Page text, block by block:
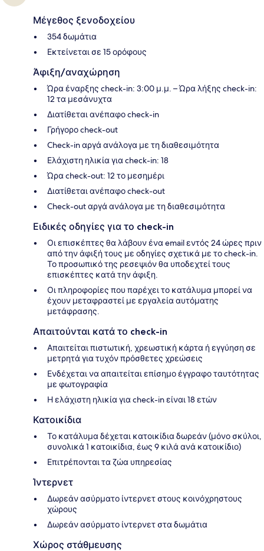
Μέγεθος ξενοδοχείου
354 δωμάτια
Εκτείνεται σε 15 ορόφους
Άφιξη/αναχώρηση
Ώρα έναρξης check-in: 3:00 μ.μ. – Ώρα λήξης check-in:
12 τα μεσάνυχτα
Διατίθεται ανέπαφο check-in
Γρήγορο check-out
Check-in αργά ανάλογα με τη διαθεσιμότητα
Ελάχιστη ηλικία για check-in: 18
Ώρα check-out: 12 το μεσημέρι
Διατίθεται ανέπαφο check-out
Check-out αργά ανάλογα με τη διαθεσιμότητα
Ειδικές οδηγίες για το check-in
Οι επισκέπτες θα λάβουν ένα email εντός 24 ώρες πριν
από την άφιξή τους με οδηγίες σχετικά με το check-in.
Το προσωπικό της ρεσεψιόν θα υποδεχτεί τους
επισκέπτες κατά την άφιξη.
Οι πληροφορίες που παρέχει το κατάλυμα μπορεί να
έχουν μεταφραστεί με εργαλεία αυτόματης
μετάφρασης.
Απαιτούνται κατά το check-in
Απαιτείται πιστωτική, χρεωστική κάρτα ή εγγύηση σε
μετρητά για τυχόν πρόσθετες χρεώσεις
Ενδέχεται να απαιτείται επίσημο έγγραφο ταυτότητας
με φωτογραφία
Η ελάχιστη ηλικία για check-in είναι 18 ετών
Κατοικίδια
Το κατάλυμα δέχεται κατοικίδια δωρεάν (μόνο σκύλοι,
συνολικά 1 κατοικίδια, έως 9 κιλά ανά κατοικίδιο)
Επιτρέπονται τα ζώα υπηρεσίας
Ίντερνετ
Δωρεάν ασύρματο ίντερνετ στους κοινόχρηστους
χώρους
Δωρεάν ασύρματο ίντερνετ στα δωμάτια
Χώρος στάθμευσης